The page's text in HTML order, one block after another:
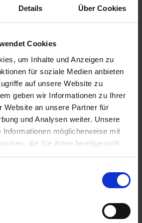
Details Über Cookies
Cookies
um Inhalte und Anzeigen zu
für soziale Medien anbieten
auf unsere Website zu
geben wir Informationen zu Ihrer
Website an unsere Partner für
und Analysen weiter. Unsere
Informationen möglicherweise mit
die Sie ihnen bereitgestellt
Rahmen Ihrer Nutzung der Dienste
Webseite weiterhin nutzen.
– ohne
bedeutet:keine Abstriche
im Vergleich zum
haben wir uns bewusst
Re-Manufactured-
Premium+ Qualität anzubieten
die weit über
hinausgeht.
Hardware setzt neue
Nachhaltigkeit und
Jedes Notebook wird nicht
kommen